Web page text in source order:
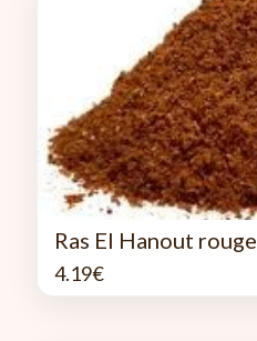
Ras El Hanout rouge
4.19€